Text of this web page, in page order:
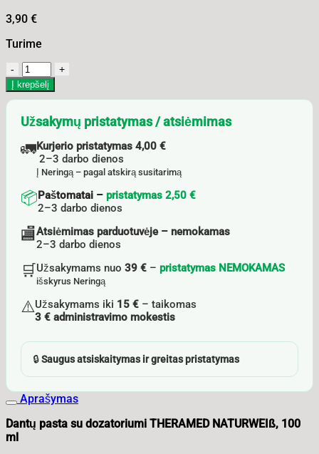
3,90 €
Turime
produkto
kiekis:
Dantų
su
THERAMED
NATURWEIß,
100
ml
Į krepšelį
Užsakymų pristatymas / atsiėmimas
🚛Kurjerio pristatymas 4,00 €
2–3 darbo dienos
Į Neringą – pagal atskirą susitarimą
📦Paštomatai – pristatymas 2,50 €
2–3 darbo dienos
🏬Atsiėmimas parduotuvėje – nemokamas
2–3 darbo dienos
🛒Užsakymams nuo 39 € – pristatymas NEMOKAMAS
išskyrus Neringą
⚠️Užsakymams iki 15 € – taikomas
3 € administravimo mokestis
🔒Saugus atsiskaitymas ir greitas pristatymas
Aprašymas
Dantų pasta su dozatoriumi THERAMED NATURWEIß, 100
ml